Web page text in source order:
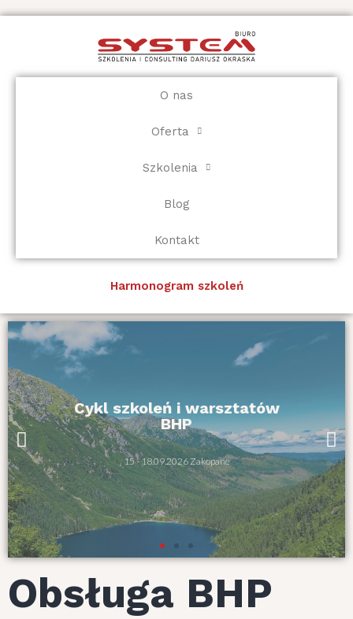
Przejdź
O nas
Oferta
Szkolenia
Blog
Kontakt
Harmonogram szkoleń
Cykl szkoleń i warsztatów
BHP
15 - 18.09.2026 Zakopane
Obsługa BHP